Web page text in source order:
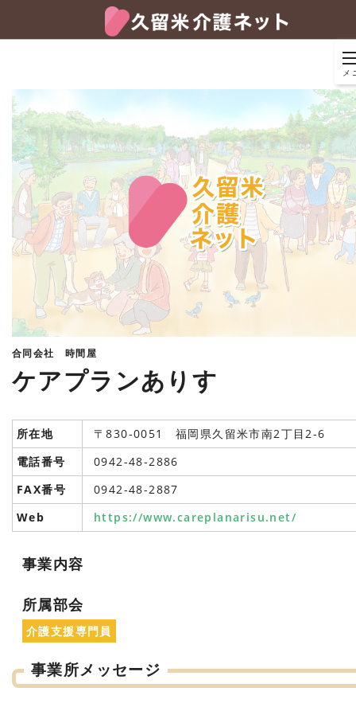
メ
合同会社 時間屋
ケアプランありす
所在地
〒830-0051 福岡県久留米市南2丁目2-6
電話番号
0942-48-2886
FAX番号
0942-48-2887
Web
https://www.careplanarisu.net/
事業内容
所属部会
介護支援専門員
事業所メッセージ